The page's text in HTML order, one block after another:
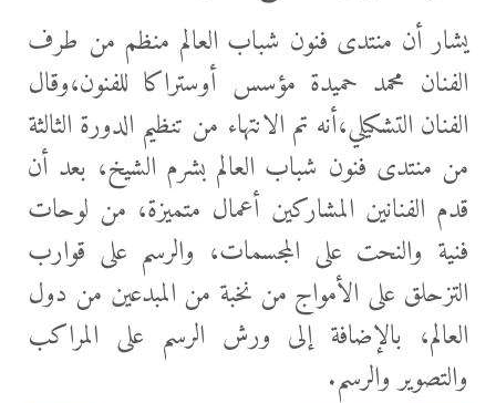
يشار أن منتدى فنون شباب العالم منظم من طرف
الفنان محمد حميدة مؤسس أوستراكا للفنون،وقال
الفنان التشكيلي،أنه تم الانتهاء من تنظيم الدورة الثالثة
من منتدى فنون شباب العالم بشرم الشيخ، بعد أن
قدم الفنانين المشاركين أعمال متميزة، من لوحات
فنية والنحت على المجسمات، والرسم على قوارب
التزحلق على الأمواج من نخبة من المبدعين من دول
العالم، بالإضافة إلى ورش الرسم على المراكب
والتصوير والرسم.